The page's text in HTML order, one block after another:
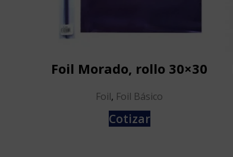
Foil Morado, rollo 30×30
Foil, Foil Básico
Cotizar